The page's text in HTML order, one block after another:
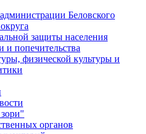
Беловского
защиты населения
и попечительства
физической культуры и
органов